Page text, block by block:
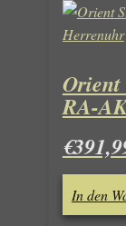
Orient
RA-
€
In den